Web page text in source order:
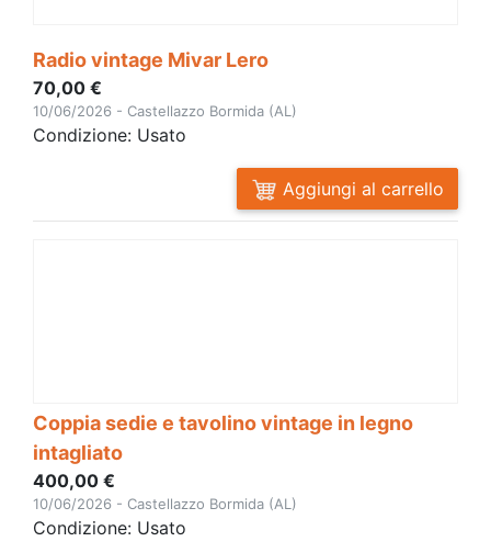
Radio vintage Mivar Lero
70,00 €
10/06/2026 - Castellazzo Bormida (AL)
Condizione: Usato
Aggiungi al carrello
Coppia sedie e tavolino vintage in legno
intagliato
400,00 €
10/06/2026 - Castellazzo Bormida (AL)
Condizione: Usato